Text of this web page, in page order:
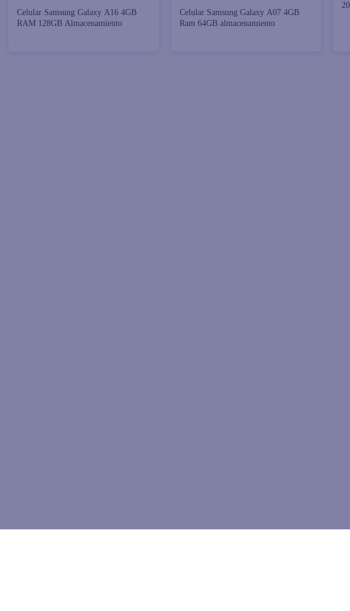
Celular Samsung Galaxy A16 4GB
RAM 128GB Almacenamiento
Celular Samsung Galaxy A07 4GB
Ram 64GB almacenamiento